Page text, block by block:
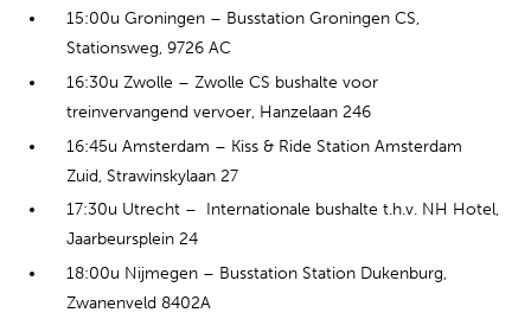
15:00u Groningen – Busstation Groningen CS,
Stationsweg, 9726 AC
16:30u Zwolle – Zwolle CS bushalte voor
treinvervangend vervoer, Hanzelaan 246
16:45u Amsterdam – Kiss & Ride Station Amsterdam
Zuid, Strawinskylaan 27
17:30u Utrecht – Internationale bushalte t.h.v. NH Hotel,
Jaarbeursplein 24
18:00u Nijmegen – Busstation Station Dukenburg,
Zwanenveld 8402A